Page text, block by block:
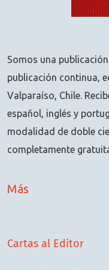
Somos una
publicación continua,
Valparaíso, Chile.
español, inglés y
modalidad de doble
completamente
a ser parte de esta
Revisiones
Más
Cartas al Editor